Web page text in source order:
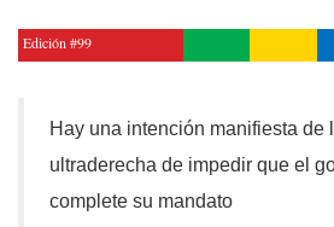
Edición #99
Hay una intención manifiesta de
ultraderecha de impedir que el
complete su mandato